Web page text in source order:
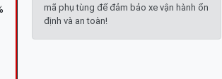
mã phụ tùng để đảm bảo xe vận hành ổn
định và an toàn!